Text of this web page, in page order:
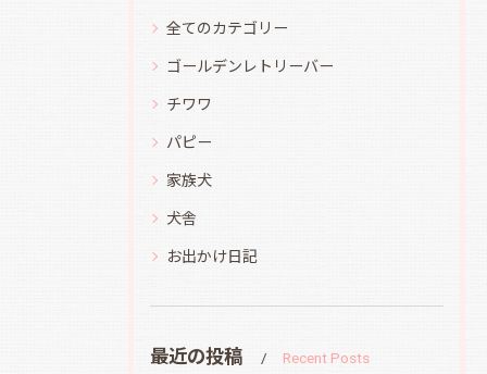
全てのカテゴリー
ゴールデンレトリーバー
チワワ
パピー
家族犬
犬舎
お出かけ日記
最近の投稿 Recent Posts